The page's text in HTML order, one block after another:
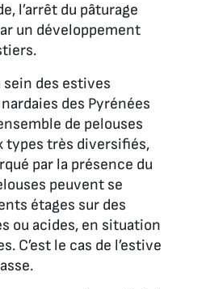
l’arrêt du pâturage
un développement
sein des estives
des Pyrénées
de pelouses
types très diversifiés,
par la présence du
peuvent se
étages sur des
ou acides, en situation
C’est le cas de l’estive